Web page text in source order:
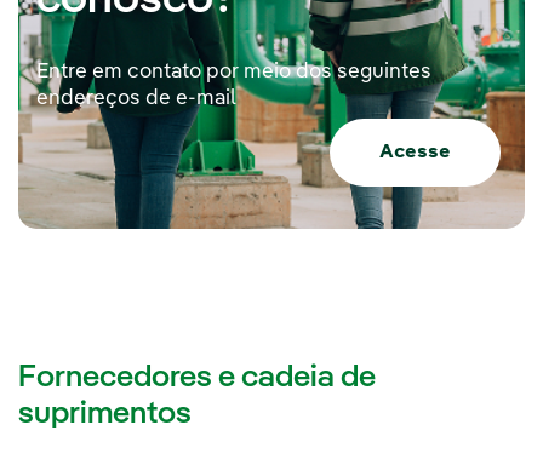
Entre em contato por meio dos seguintes
endereços de e-mail
Acesse
Fornecedores e cadeia de
suprimentos